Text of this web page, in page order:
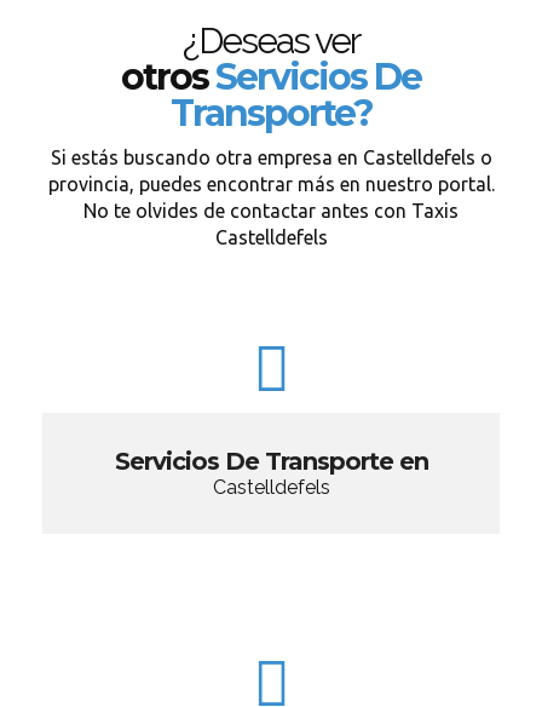
¿Deseas ver
otrosServicios De
Transporte?
Si estás buscando otra empresa en Castelldefels o
provincia, puedes encontrar más en nuestro portal.
No te olvides de contactar antes con Taxis
Castelldefels
Servicios De Transporte en
Castelldefels